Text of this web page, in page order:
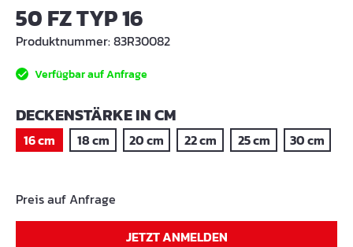
50 FZ TYP 16
Produktnummer:83R30082
Verfügbar auf Anfrage
DECKENSTÄRKE IN CMAUSWÄHLEN
16 cm 18 cm 20 cm 22 cm 25 cm 30 cm
Preis auf Anfrage
JETZT ANMELDEN